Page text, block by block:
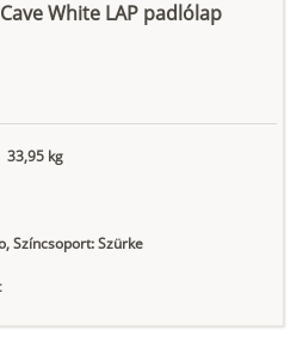
White LAP padlólap
33,95 kg
Színcsoport: Szürke